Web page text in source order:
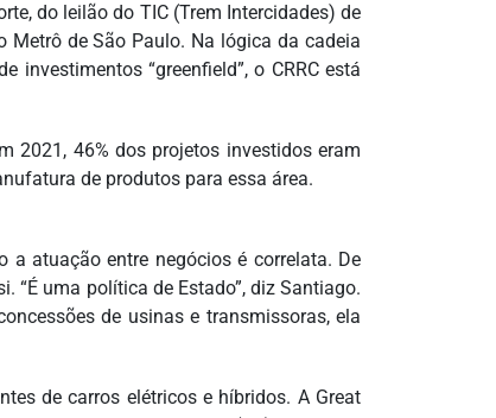
do leilão do TIC (Trem Intercidades) de
de São Paulo. Na lógica da cadeia
“greenfield”, o CRRC está
2021, 46% dos projetos investidos eram
de produtos para essa área.
a atuação entre negócios é correlata. De
“É uma política de Estado”, diz Santiago.
de usinas e transmissoras, ela
de carros elétricos e híbridos. A Great